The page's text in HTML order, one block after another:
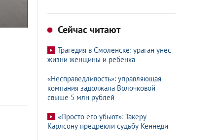
Сейчас читают
Трагедия в Смоленске: ураган унес
жизни женщины и ребенка
«Несправедливость»: управляющая
компания задолжала Волочковой
свыше 5 млн рублей
«Просто его убьют»: Такеру
Карлсону предрекли судьбу Кеннеди